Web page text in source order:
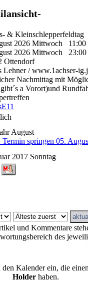
& Kleinschlepperfeldtag
2026 Mittwoch
2026 Mittwoch
Ottendorf
Lehner / www.1achser-
Nachmittag mit
a Vorort)und
August
Termin springen 05.
2017 Sonntag
und Kommentare
des
Kalender ein, die
Holder haben.